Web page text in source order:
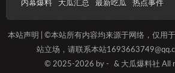
内幕爆料 大瓜汇总 最新吃瓜 热点事件
本站声明 | ©本站所有内容均来源于网络，仅用
站立场，请联系本站
© 2025-2026 by -
& 大瓜爆料社 All